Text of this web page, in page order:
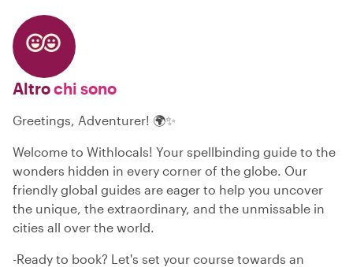
Altrochi sono
Greetings, Adventurer! 🌍✨
Welcome to Withlocals! Your spellbinding guide to the
wonders hidden in every corner of the globe. Our
friendly global guides are eager to help you uncover
the unique, the extraordinary, and the unmissable in
cities all over the world.
-Ready to book? Let's set your course towards an